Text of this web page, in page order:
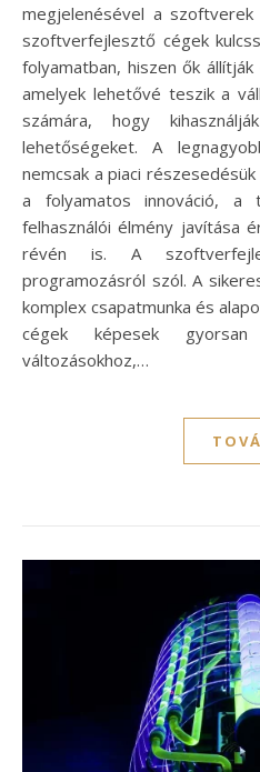
megjelenésével a
szoftverfejlesztő cégek
folyamatban, hiszen ők
amelyek lehetővé teszik a
számára, hogy
lehetőségeket. A
nemcsak a piaci
a folyamatos innováció, a
felhasználói élmény javítása
révén is. A
programozásról szól. A
komplex csapatmunka és
cégek képesek
változásokhoz,…